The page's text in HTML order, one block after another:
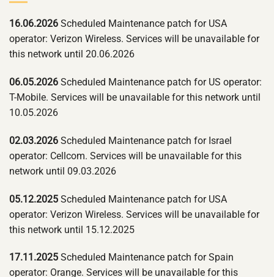
16.06.2026 Scheduled Maintenance patch for USA
operator: Verizon Wireless. Services will be unavailable for
this network until 20.06.2026
06.05.2026 Scheduled Maintenance patch for US operator:
T-Mobile. Services will be unavailable for this network until
10.05.2026
02.03.2026 Scheduled Maintenance patch for Israel
operator: Cellcom. Services will be unavailable for this
network until 09.03.2026
05.12.2025 Scheduled Maintenance patch for USA
operator: Verizon Wireless. Services will be unavailable for
this network until 15.12.2025
17.11.2025 Scheduled Maintenance patch for Spain
operator: Orange. Services will be unavailable for this